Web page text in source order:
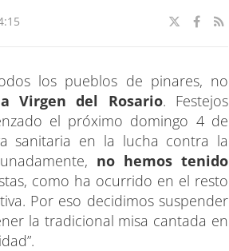
los pueblos de pinares, no
Virgen del Rosario. Festejos
el próximo domingo 4 de
sanitaria en la lucha contra la
no hemos tenido
como ha ocurrido en el resto
Por eso decidimos suspender
la tradicional misa cantada en